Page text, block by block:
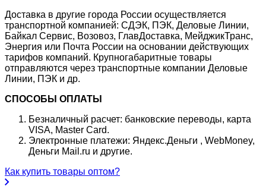
Доставка в другие города России осуществляется
транспортной компанией: СДЭК, ПЭК, Деловые Линии,
Байкал Сервис, Возовоз, ГлавДоставка, МейджикТранс,
Энергия или Почта России на основании действующих
тарифов компаний. Крупногабаритные товары
отправляются через транспортные компании Деловые
Линии, ПЭК и др.
СПОСОБЫ ОПЛАТЫ
Безналичный расчет: банковские переводы, карта
VISA, Master Card.
Электронные платежи: Яндекс.Деньги , WebMoney,
Деньги Mail.ru и другие.
Как купить товары оптом?